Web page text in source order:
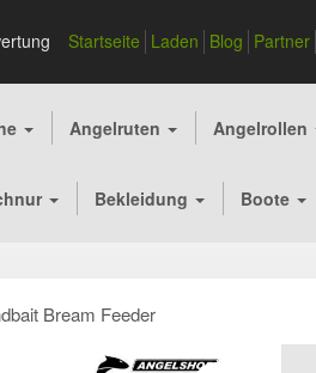
Startseite Laden Blog Partner
Angelruten Angelrollen
Bekleidung Boote
Bream Feeder